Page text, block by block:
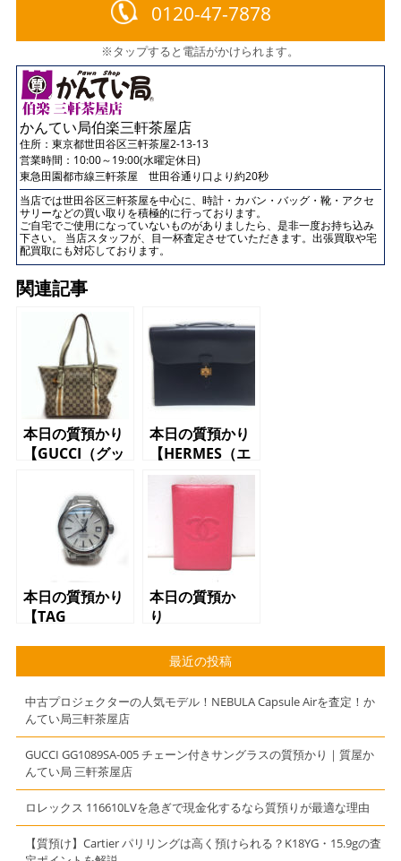
0120-47-7878
※タップすると電話がかけられます。
かんてい局伯楽三軒茶屋店
住所： 東京都世田谷区三軒茶屋2-13-13
営業時間：10:00～19:00(水曜定休日)
東急田園都市線三軒茶屋 世田谷通り口より約20秒
当店では世田谷区三軒茶屋を中心に、時計・カバン・バッグ・靴・アクセ
サリーなどの買い取りを積極的に行っております。
ご自宅でご使用になっていないものがありましたら、是非一度お持ち込み
下さい。 当店スタッフが、目一杯査定させていただきます。出張買取や宅
配買取にも対応しております。
関連記事
本日の質預かり
【GUCCI（グッ
ス トートバッ
本日の質預かり
【HERMES（エ
ルメス）サッ
ク ア デベッ
シュ クシュベ
ル ゴールド
□F】
本日の質預かり
【TAG
ラ
WAR2411 オ
ートマ】
本日の質預か
り
ネル）カードケ
ース A80821
最近の投稿
中古プロジェクターの人気モデル！NEBULA Capsule Airを査定！か
んてい局三軒茶屋店
GUCCI GG1089SA-005 チェーン付きサングラスの質預かり｜質屋か
んてい局 三軒茶屋店
ロレックス 116610LVを急ぎで現金化するなら質預りが最適な理由
【質預け】Cartier パリリングは高く預けられる？K18YG・15.9gの査